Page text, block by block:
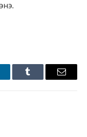
Tumblr Имэйл